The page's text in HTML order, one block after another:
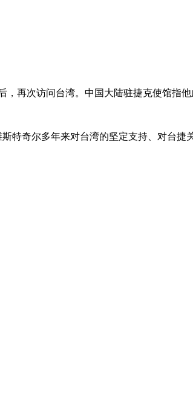
再次访问台湾。中国大陆驻捷克使馆指
特奇尔多年来对台湾的坚定支持、对台捷